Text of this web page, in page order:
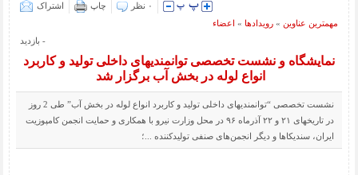
اشتراک چاپ
۰ نظر
اعضاء « رویدادها « مهمترین عناوین
- بازدید
نمایشگاه و نشست تخصصی توانمندیهای داخلی تولید و کاربرد
انواع لوله در بخش آب برگزار شد
نشست تخصصی “توانمندیهای داخلی تولید و کاربرد انواع لوله در بخش آب” طی 2 روز
در تاریخهای ۲۱ و ۲۲ آذرماه ۹۶ در محل وزارت نیرو با همکاری و حمایت انجمن کامپوزیت
ایران، سندیکاها و دیگر انجمن‌های صنفی تولیدکننده ...؛